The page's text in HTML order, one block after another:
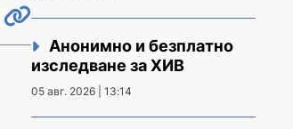
Анонимно и безплатно
изследване за ХИВ
05 авг. 2026 | 13:14